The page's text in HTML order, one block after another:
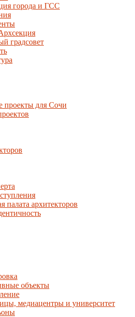
города и ГСС
градсовет
проекты для Сочи
палата архитекторов
объекты
медиацентры и университет